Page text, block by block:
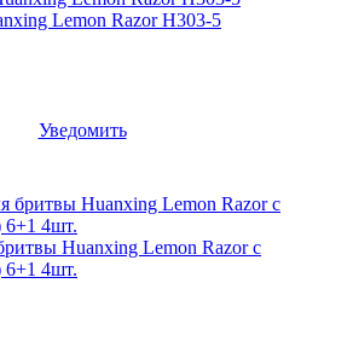
Lemon Razor H303-5
Уведомить
Huanxing Lemon Razor с
6+1 4шт.